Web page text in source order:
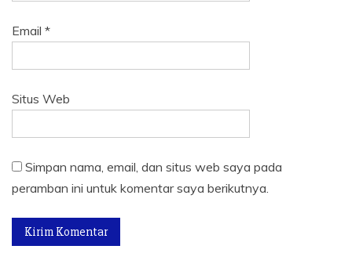
Email *
Situs Web
Simpan nama, email, dan situs web saya pada
peramban ini untuk komentar saya berikutnya.